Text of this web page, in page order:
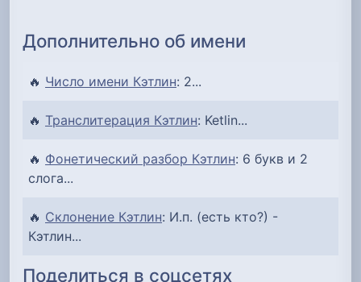
Дополнительно об имени
🔥 Число имени Кэтлин: 2...
🔥 Транслитерация Кэтлин: Ketlin...
🔥 Фонетический разбор Кэтлин: 6 букв и 2
слога...
🔥 Склонение Кэтлин: И.п. (есть кто?) -
Кэтлин...
Поделиться в соцсетях